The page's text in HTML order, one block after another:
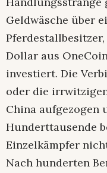
Geldwäsche über
Dollar aus
investiert. Die
oder die
China aufgezogen
Hunderttausende
Einzelkämpfer
Nach hunderten